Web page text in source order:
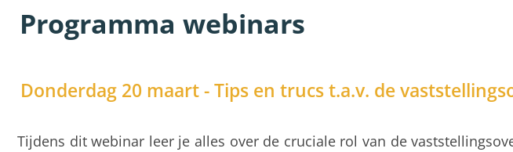
Programma webinars
Donderdag 20 maart - Tips en trucs t.a.v. de
Tijdens dit webinar leer je alles over de cruciale rol van de